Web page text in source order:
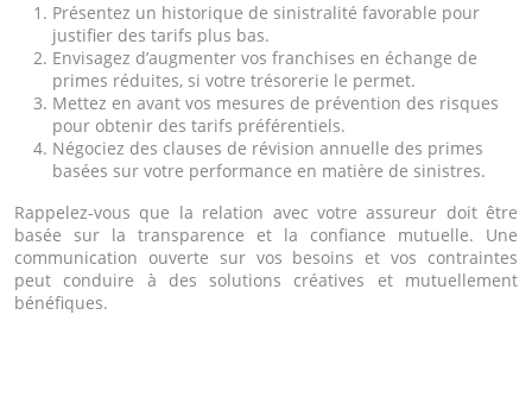
Présentez un historique de sinistralité favorable pour
justifier des tarifs plus bas.
Envisagez d’augmenter vos franchises en échange de
primes réduites, si votre trésorerie le permet.
Mettez en avant vos mesures de prévention des risques
pour obtenir des tarifs préférentiels.
Négociez des clauses de révision annuelle des primes
basées sur votre performance en matière de sinistres.
Rappelez-vous que la relation avec votre assureur doit être
basée sur la transparence et la confiance mutuelle. Une
communication ouverte sur vos besoins et vos contraintes
peut conduire à des solutions créatives et mutuellement
bénéfiques.